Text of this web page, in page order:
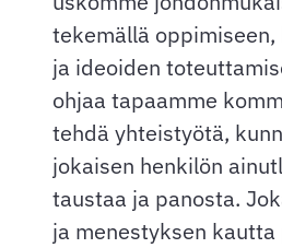
tekemällä
ja ideoiden
ohjaa tapaamme
tehdä yhteistyötä,
jokaisen henkilön
taustaa ja panosta.
ja menestyksen